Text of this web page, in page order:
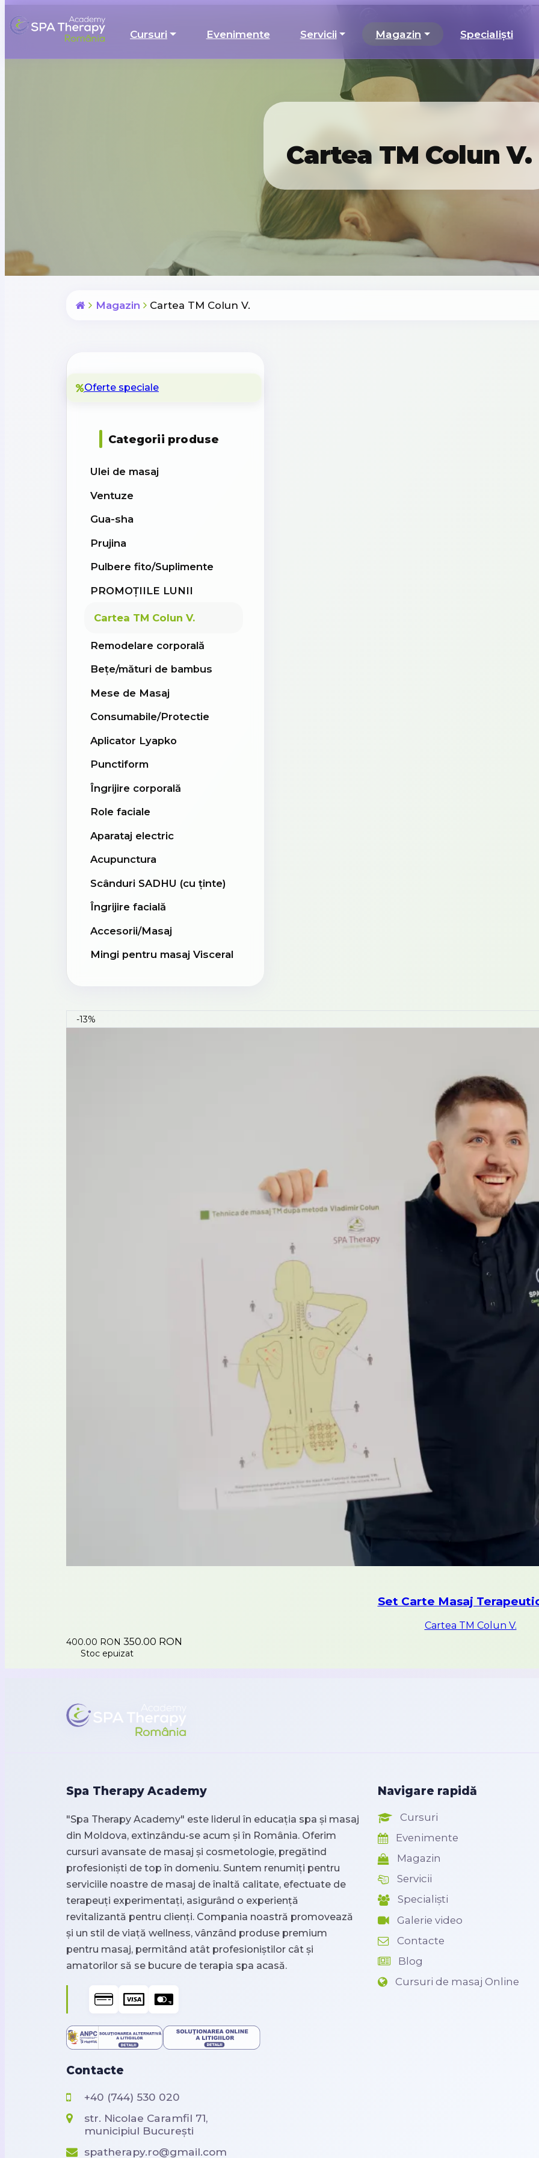
Cursuri Evenimente Servicii Magazin Specialiști
Cartea TM Colun V.
Magazin Cartea TM Colun V.
Oferte speciale
Categorii produse
Ulei de masaj
Ventuze
Gua-sha
Prujina
Pulbere fito/Suplimente
PROMOȚIILE LUNII
Cartea TM Colun V.
Remodelare corporală
Bețe/mături de bambus
Mese de Masaj
Consumabile/Protectie
Aplicator Lyapko
Punctiform
Îngrijire corporală
Role faciale
Aparataj electric
Acupunctura
Scânduri SADHU (cu ținte)
Îngrijire facială
Accesorii/Masaj
Mingi pentru masaj Visceral
-13%
Set Carte Masaj
Cartea TM Colun V.
400.00 RON 350.00 RON
Stoc epuizat
Spa Therapy Academy
"Spa Therapy Academy" este liderul în educația spa și masaj
din Moldova, extinzându-se acum și în România. Oferim
cursuri avansate de masaj și cosmetologie, pregătind
profesioniști de top în domeniu. Suntem renumiți pentru
serviciile noastre de masaj de înaltă calitate, efectuate de
terapeuți experimentați, asigurând o experiență
revitalizantă pentru clienți. Compania noastră promovează
și un stil de viață wellness, vânzând produse premium
pentru masaj, permitând atât profesioniștilor cât și
amatorilor să se bucure de terapia spa acasă.
Navigare rapidă
Cursuri
Evenimente
Magazin
Servicii
Specialiști
Galerie video
Contacte
Blog
Cursuri de masaj Online
Contacte
+40 (744) 530 020
str. Nicolae Caramfil 71,
municipiul București
spatherapy.ro@gmail.com